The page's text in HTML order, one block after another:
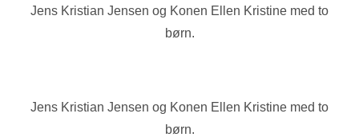
Jens Kristian Jensen og Konen Ellen Kristine med to
børn.
Jens Kristian Jensen og Konen Ellen Kristine med to
børn.